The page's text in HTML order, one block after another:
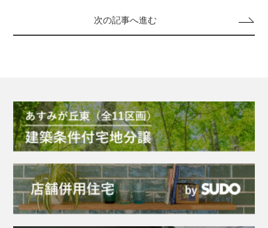
次の記事へ進む